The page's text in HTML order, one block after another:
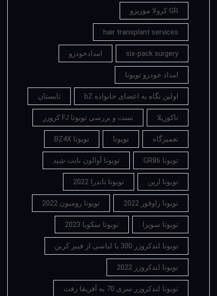
GR کرولا موریزو
hair transplant services
six-pack surgery امدادخودرو
امداد خودرو تویوتا
اولین نگاه به اعضای خانواده bZ تابستان
تاکوزیلا تست و بررسی تویوتا FJ کروزر
تعمیزگاه تویوتا تویوتا BZ4X
تویوتا GR86 تویوتا آوالون نایت شِید
تویوتا اربن تویوتا تاندرا 2022
تویوتا راوفور 2022 تویوتا رومیون 2022
تویوتا سوپرا تویوتا سکویا 2023
تویوتا لندکروزر 300 با لباسی از فیبر کربن
تویوتا لندکروزر 2022
تویوتا لندکروزر سری 70 به آفریقا رفت